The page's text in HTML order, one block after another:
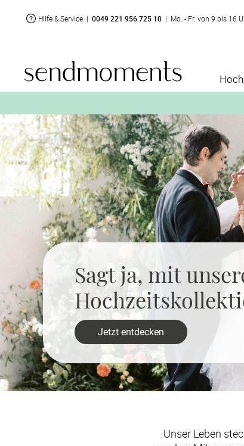
Hilfe & Service | 0049 221 956 725 10 | Mo. - Fr. von 9 bis 16
2. Aktiviere
Sagt ja, mit
Jetzt entdecken
Unser Leben